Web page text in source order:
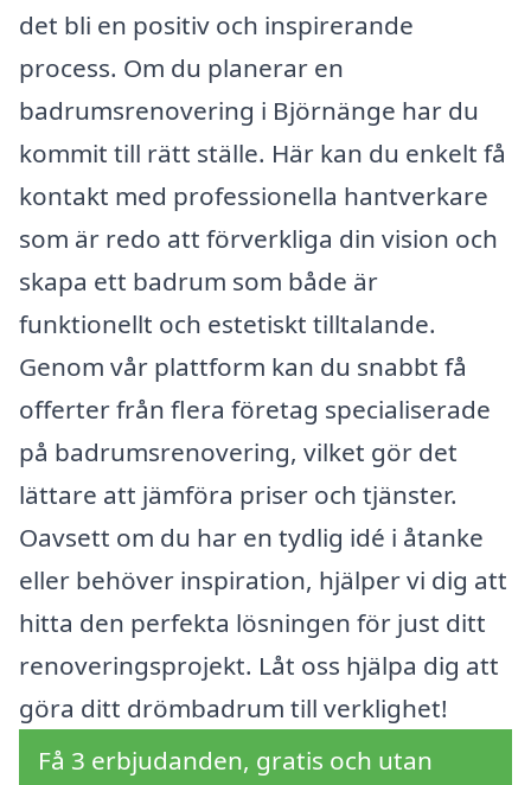
det bli en positiv och inspirerande
process. Om du planerar en
badrumsrenovering i Björnänge har du
kommit till rätt ställe. Här kan du enkelt få
kontakt med professionella hantverkare
som är redo att förverkliga din vision och
skapa ett badrum som både är
funktionellt och estetiskt tilltalande.
Genom vår plattform kan du snabbt få
offerter från flera företag specialiserade
på badrumsrenovering, vilket gör det
lättare att jämföra priser och tjänster.
Oavsett om du har en tydlig idé i åtanke
eller behöver inspiration, hjälper vi dig att
hitta den perfekta lösningen för just ditt
renoveringsprojekt. Låt oss hjälpa dig att
göra ditt drömbadrum till verklighet!
Få 3 erbjudanden, gratis och utan